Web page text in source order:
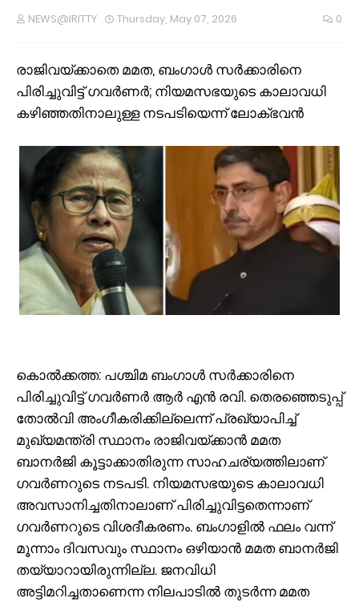
NEWS@IRITTY Thursday, May 07, 2026 0
രാജിവയ്ക്കാതെ മമത, ബംഗാൾ സർക്കാരിനെ
പിരിച്ചുവിട്ട് ഗവർണർ; നിയമസഭയുടെ കാലാവധി
കഴിഞ്ഞതിനാലുള്ള നടപടിയെന്ന് ലോക്ഭവൻ
കൊൽക്കത്ത: പശ്ചിമ ബംഗാൾ സർക്കാരിനെ
പിരിച്ചുവിട്ട് ഗവർണർ ആർ എൻ രവി. തെരഞ്ഞെടുപ്പ്
തോൽവി അംഗീകരിക്കില്ലെന്ന് പ്രഖ്യാപിച്ച്
മുഖ്യമന്ത്രി സ്ഥാനം രാജിവയ്ക്കാൻ മമത
ബാനർജി കൂട്ടാക്കാതിരുന്ന സാഹചര്യത്തിലാണ്
ഗവർണറുടെ നടപടി. നിയമസഭയുടെ കാലാവധി
അവസാനിച്ചതിനാലാണ് പിരിച്ചുവിട്ടതെന്നാണ്
ഗവർണറുടെ വിശദീകരണം. ബംഗാളിൽ ഫലം വന്ന്
മൂന്നാം ദിവസവും സ്ഥാനം ഒഴിയാൻ മമത ബാനർജി
തയ്യാറായിരുന്നില്ല. ജനവിധി
അട്ടിമറിച്ചതാണെന്ന നിലപാടിൽ തുടർന്ന മമത